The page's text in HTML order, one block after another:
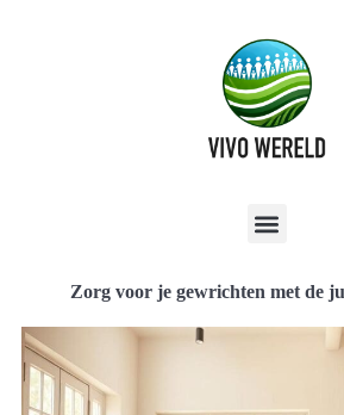
Zorg voor je gewrichten met de